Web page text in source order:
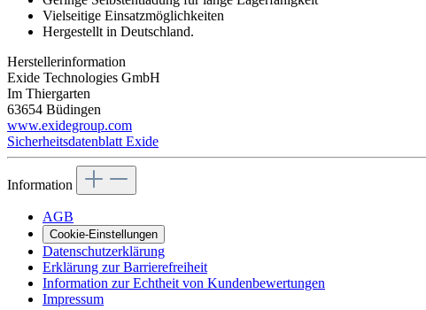
Vielseitige Einsatzmöglichkeiten
Hergestellt in Deutschland.
Herstellerinformation
Exide Technologies GmbH
Im Thiergarten
63654 Büdingen
www.exidegroup.com
Sicherheitsdatenblatt Exide
Information
AGB
Cookie-Einstellungen
Datenschutzerklärung
Erklärung zur Barrierefreiheit
Information zur Echtheit von Kundenbewertungen
Impressum